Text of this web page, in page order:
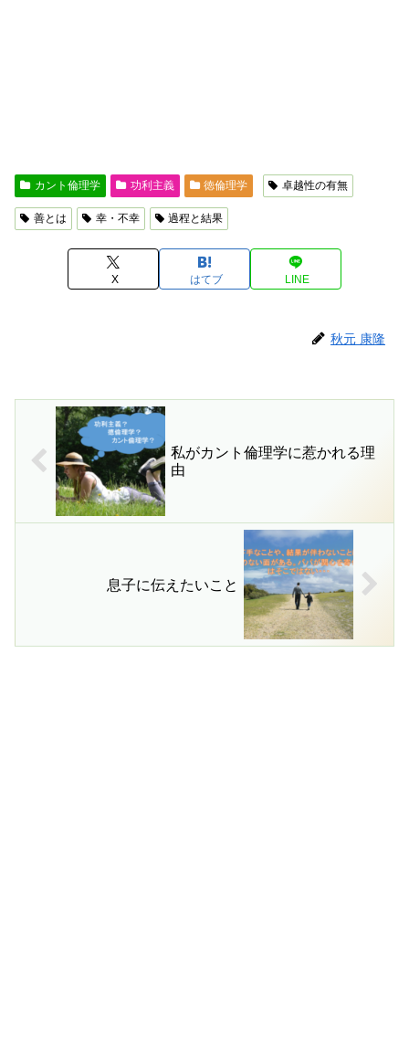
カント倫理学 功利主義 徳倫理学 卓越性の有無
善とは 幸・不幸 過程と結果
X はてブ LINE
秋元 康隆
私がカント倫理学に惹かれる理
由
息子に伝えたいこと